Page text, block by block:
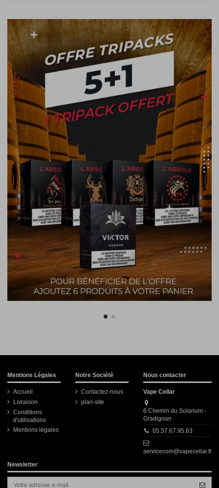
Mentions Légales
Accueil
Livraison
Conditions
d'utilisations
Mentions légales
Notre Société
Contactez-nous
plan-site
Nous contacter
Vape Cellar
6 Chemin du Solarium -
Gradignan
05.57.67.95.63
servicecom@vapecellar.fr
Newsletter